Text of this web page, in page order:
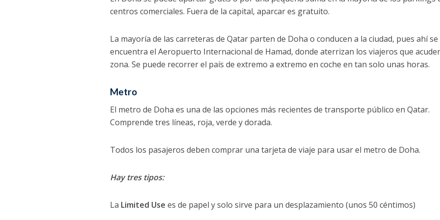
centros comerciales. Fuera de la capital, aparcar es gratuito.
La mayoría de las carreteras de Qatar parten de Doha o conducen a la ciudad, pues ahí se
encuentra el Aeropuerto Internacional de Hamad, donde aterrizan los viajeros que
zona. Se puede recorrer el país de extremo a extremo en coche en tan solo unas horas.
Metro
El metro de Doha es una de las opciones más recientes de transporte público en Qatar.
Comprende tres líneas, roja, verde y dorada.
Todos los pasajeros deben comprar una tarjeta de viaje para usar el metro de Doha.
Hay tres tipos:
La Limited Use es de papel y solo sirve para un desplazamiento (unos 50 céntimos)